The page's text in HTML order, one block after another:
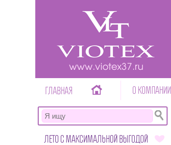
www.viotex37.ru
ГЛАВНАЯ О КОМПАНИИ
ЛЕТО С МАКСИМАЛЬНОЙ ВЫГОДОЙ